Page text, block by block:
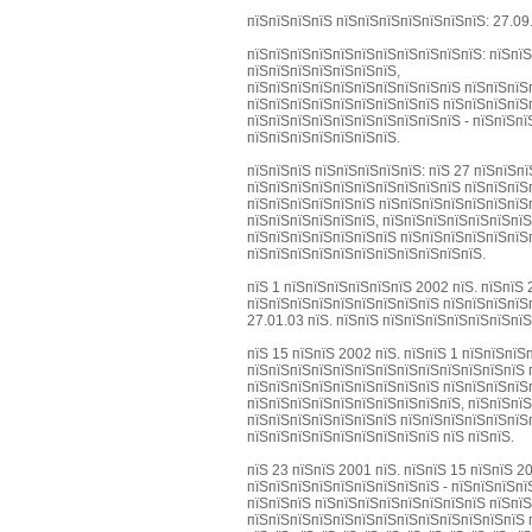
пїЅпїЅпїЅпїЅ пїЅпїЅпїЅпїЅпїЅпїЅпїЅ:
пїЅпїЅпїЅпїЅпїЅпїЅпїЅпїЅпїЅпїЅпїЅ:
пїЅпїЅпїЅпїЅпїЅпїЅпїЅ,
пїЅпїЅпїЅпїЅпїЅпїЅпїЅпїЅпїЅпїЅ
пїЅпїЅпїЅпїЅпїЅпїЅпїЅпїЅпїЅ
пїЅпїЅпїЅпїЅпїЅпїЅпїЅпїЅпїЅпїЅ -
пїЅпїЅпїЅпїЅпїЅпїЅпїЅ.
пїЅпїЅпїЅ пїЅпїЅпїЅпїЅпїЅ: пїЅ 27
пїЅпїЅпїЅпїЅпїЅпїЅпїЅпїЅпїЅпїЅ
пїЅпїЅпїЅпїЅпїЅпїЅ
пїЅпїЅпїЅпїЅпїЅпїЅ,
пїЅпїЅпїЅпїЅпїЅпїЅпїЅ
пїЅпїЅпїЅпїЅпїЅпїЅпїЅпїЅпїЅпїЅпїЅ.
пїЅ 1 пїЅпїЅпїЅпїЅпїЅпїЅ 2002 пїЅ.
пїЅпїЅпїЅпїЅпїЅпїЅпїЅпїЅпїЅ
27.01.03 пїЅ. пїЅпїЅ
пїЅ 15 пїЅпїЅ 2002 пїЅ. пїЅпїЅ 1
пїЅпїЅпїЅпїЅпїЅпїЅпїЅпїЅпїЅ
пїЅпїЅпїЅпїЅпїЅпїЅпїЅпїЅпїЅпїЅ,
пїЅпїЅпїЅпїЅпїЅпїЅпїЅ
пїЅпїЅпїЅпїЅпїЅпїЅпїЅпїЅпїЅ пїЅ пїЅпїЅ.
пїЅ 23 пїЅпїЅ 2001 пїЅ. пїЅпїЅ 15 пїЅпїЅ
пїЅпїЅпїЅпїЅпїЅпїЅпїЅпїЅпїЅ -
пїЅпїЅпїЅ пїЅпїЅпїЅпїЅпїЅпїЅпїЅпїЅ